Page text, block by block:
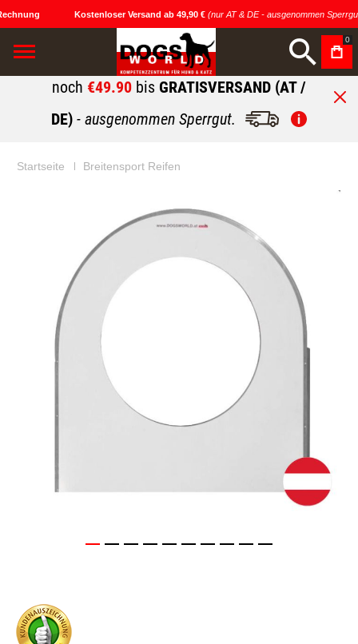
Kostenloser Versand ab 49,90 €(nur AT & DE - ausgenommen
0
noch €49.90 bis GRATISVERSAND (AT /
DE) - ausgenommen Sperrgut.
Startseite Breitensport Reifen